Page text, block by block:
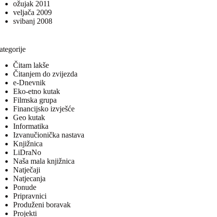
ožujak 2011
veljača 2009
svibanj 2008
Čitam lakše
Čitanjem do zvijezda
e-Dnevnik
Eko-etno kutak
Filmska grupa
Financijsko izvješće
Geo kutak
Informatika
Izvanučionička nastava
Knjižnica
LiDraNo
Naša mala knjižnica
Natječaji
Natjecanja
Ponude
Pripravnici
Produženi boravak
Projekti